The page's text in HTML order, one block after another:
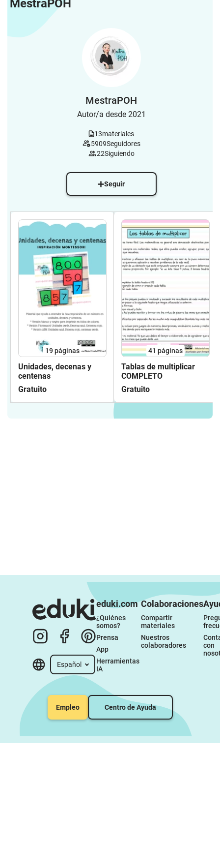
MestraPOH
MestraPOH
Autor/a desde 2021
13materiales
5909Seguidores
22Siguiendo
Seguir
19páginas
Unidades, decenas y
centenas
Gratuito
41 páginas
Tablas de multiplicar
COMPLETO
Gratuito
Español
eduki.com
¿Quiénes
somos?
Prensa
App
Herramientas
IA
Colaboraciones
Compartir
materiales
Nuestros
colaboradores
con
Empleo Centro de Ayuda